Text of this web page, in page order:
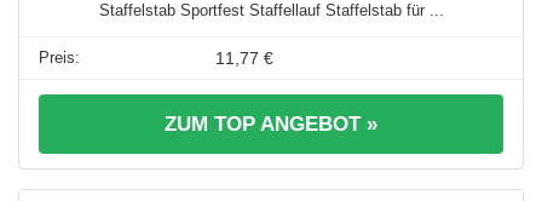
Staffelstab Sportfest Staffellauf Staffelstab für ...
11,77 €
ZUM TOP ANGEBOT »